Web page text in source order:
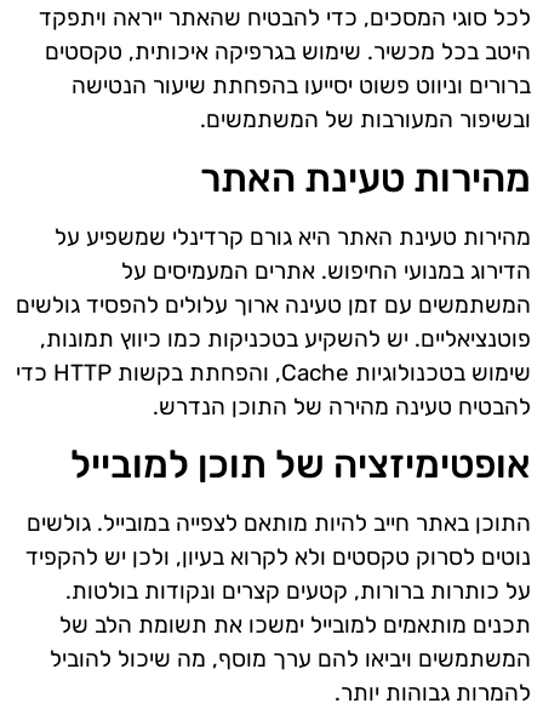
לכל סוגי המסכים, כדי להבטיח שהאתר ייראה ויתפקד
היטב בכל מכשיר. שימוש בגרפיקה איכותית, טקסטים
ברורים וניווט פשוט יסייעו בהפחתת שיעור הנטישה
ובשיפור המעורבות של המשתמשים.
מהירות טעינת האתר
מהירות טעינת האתר היא גורם קרדינלי שמשפיע על
הדירוג במנועי החיפוש. אתרים המעמיסים על
המשתמשים עם זמן טעינה ארוך עלולים להפסיד גולשים
פוטנציאליים. יש להשקיע בטכניקות כמו כיווץ תמונות,
שימוש בטכנולוגיות Cache, והפחתת בקשות HTTP כדי
להבטיח טעינה מהירה של התוכן הנדרש.
אופטימיזציה של תוכן למובייל
התוכן באתר חייב להיות מותאם לצפייה במובייל. גולשים
נוטים לסרוק טקסטים ולא לקרוא בעיון, ולכן יש להקפיד
על כותרות ברורות, קטעים קצרים ונקודות בולטות.
תכנים מותאמים למובייל ימשכו את תשומת הלב של
המשתמשים ויביאו להם ערך מוסף, מה שיכול להוביל
להמרות גבוהות יותר.